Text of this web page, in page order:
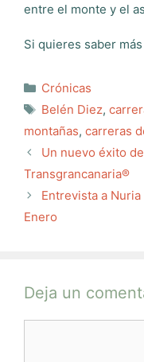
entre el monte y el
Si quieres saber
Categorías
Crónicas
Etiquetas
Belén Diez,
montañas, carreras
Un nuevo éxito
Transgrancanaria®
Entrevista a
Enero
Deja un